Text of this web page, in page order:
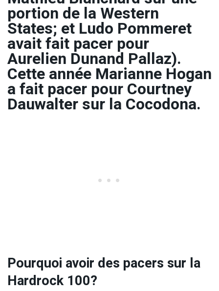
portion de la Western
States; et Ludo Pommeret
avait fait pacer pour
Aurelien Dunand Pallaz).
Cette année Marianne Hogan
a fait pacer pour Courtney
Dauwalter sur la Cocodona.
Pourquoi avoir des pacers sur la
Hardrock 100?